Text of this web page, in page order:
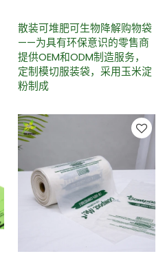
散装可堆肥可生物降解购物袋
——为具有环保意识的零售商
提供OEM和ODM制造服务，
定制模切服装袋，采用玉米淀
粉制成